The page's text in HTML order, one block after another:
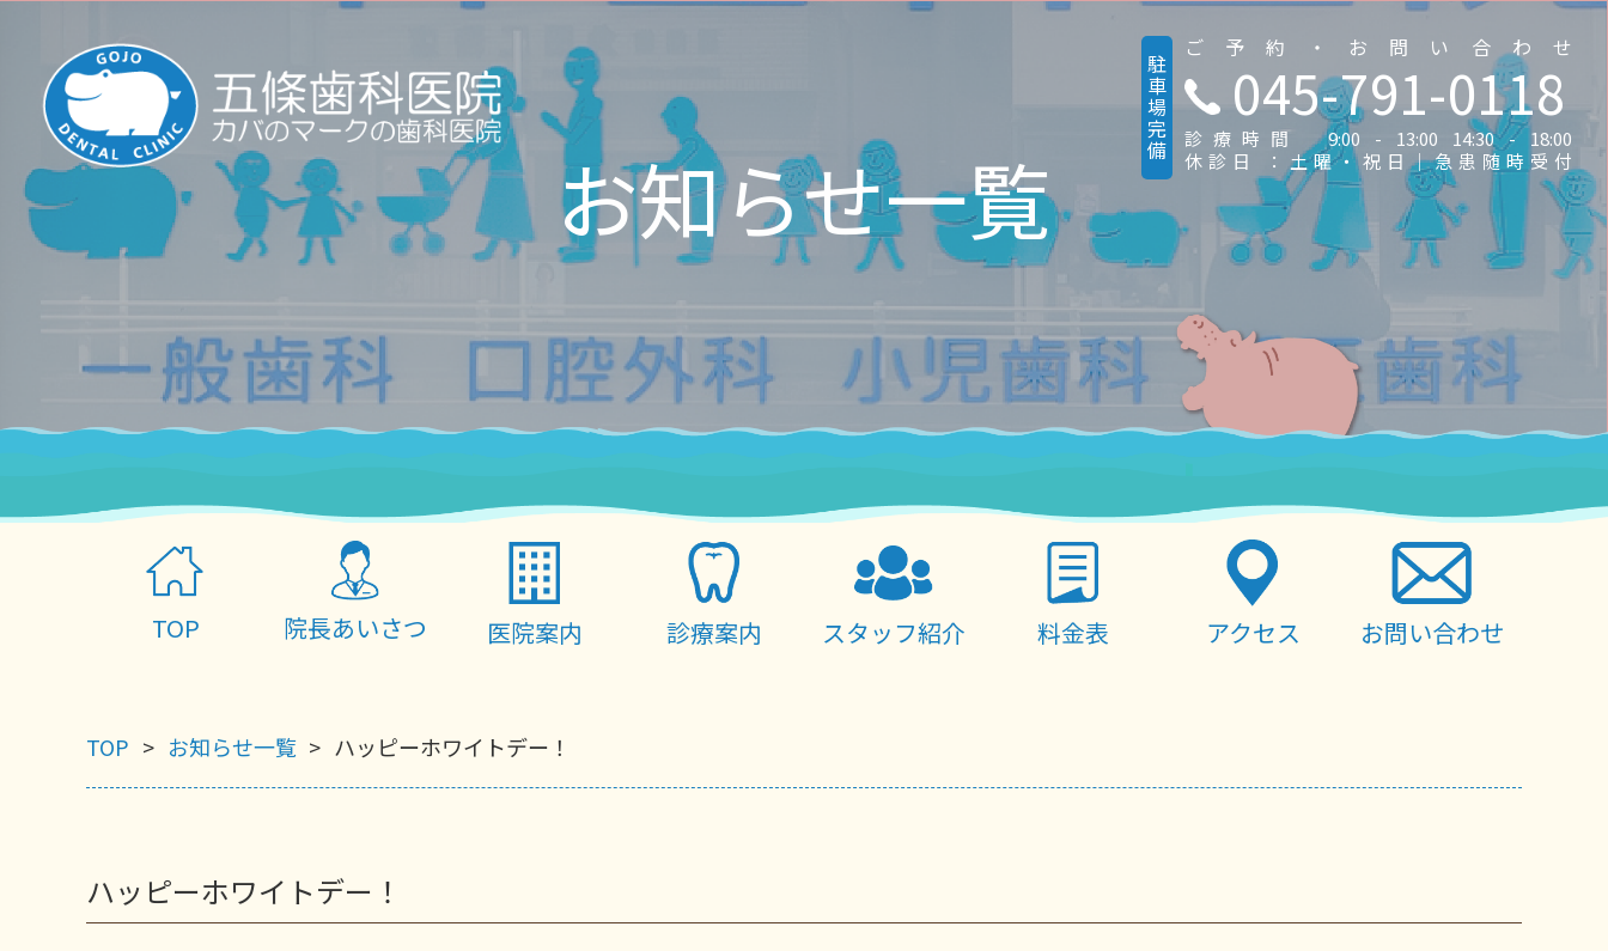
駐車場完備
ご予約・お問い合わせ
045-791-0118
診療時間 9:00 - 13:00 14:30 - 18:00
休診日 ：土曜・祝日｜急患随時受付
お知らせ一覧
TOP 院長あいさつ 医院案内 診療案内 スタッフ紹介 料金表 アクセス お問い合わせ
TOP お知らせ一覧 ハッピーホワイトデー！
ハッピーホワイトデー！